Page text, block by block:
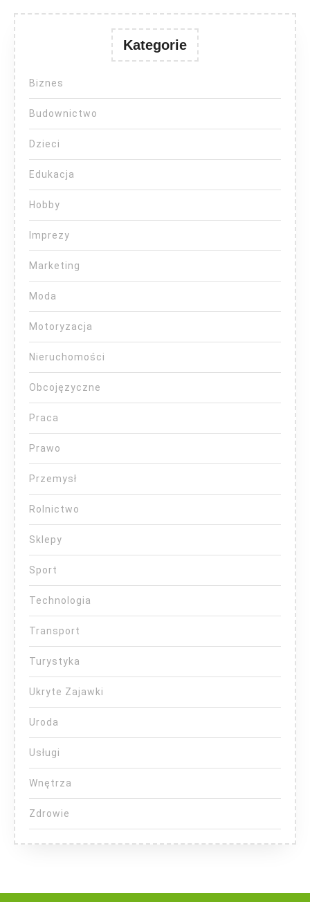
Kategorie
Biznes
Budownictwo
Dzieci
Edukacja
Hobby
Imprezy
Marketing
Moda
Motoryzacja
Nieruchomości
Obcojęzyczne
Praca
Prawo
Przemysł
Rolnictwo
Sklepy
Sport
Technologia
Transport
Turystyka
Ukryte Zajawki
Uroda
Usługi
Wnętrza
Zdrowie